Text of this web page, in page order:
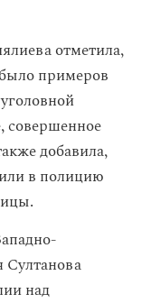
отметила,
примеров
совершенное
добавила,
в полицию
Султанова
над